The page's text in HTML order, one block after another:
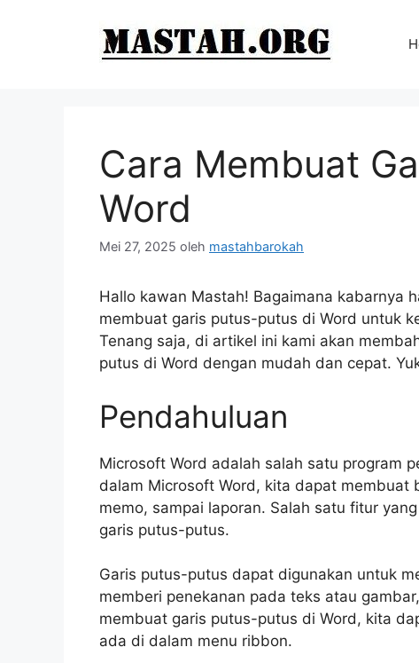
Cara Membuat
Word
Mei 27, 2025 oleh mastahbarokah
Hallo kawan Mastah! Bagaimana kabarnya
membuat garis putus-putus di Word untuk
Tenang saja, di artikel ini kami akan
putus di Word dengan mudah dan cepat.
Pendahuluan
Microsoft Word adalah salah satu program
dalam Microsoft Word, kita dapat membuat
memo, sampai laporan. Salah satu fitur
garis putus-putus.
Garis putus-putus dapat digunakan untuk
memberi penekanan pada teks atau
membuat garis putus-putus di Word, kita
ada di dalam menu ribbon.